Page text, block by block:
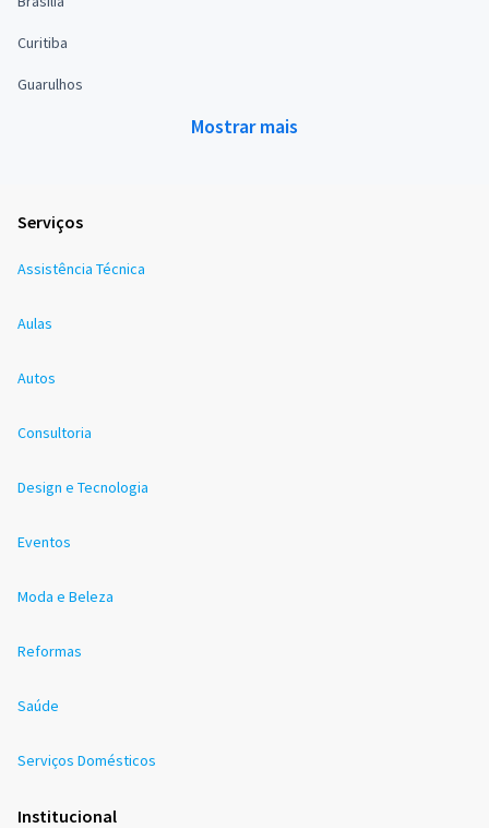
Curitiba
Guarulhos
Mostrar mais
Serviços
Assistência Técnica
Aulas
Autos
Consultoria
Design e Tecnologia
Eventos
Moda e Beleza
Reformas
Saúde
Serviços Domésticos
Institucional